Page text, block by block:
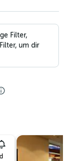
Filter,
um dir
4